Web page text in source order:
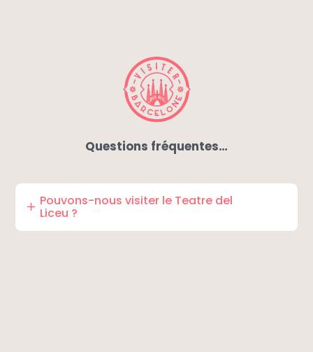
Questions fréquentes…
Pouvons-nous visiter le Teatre del
Liceu ?
Malheureusement non, les visites uniques sont